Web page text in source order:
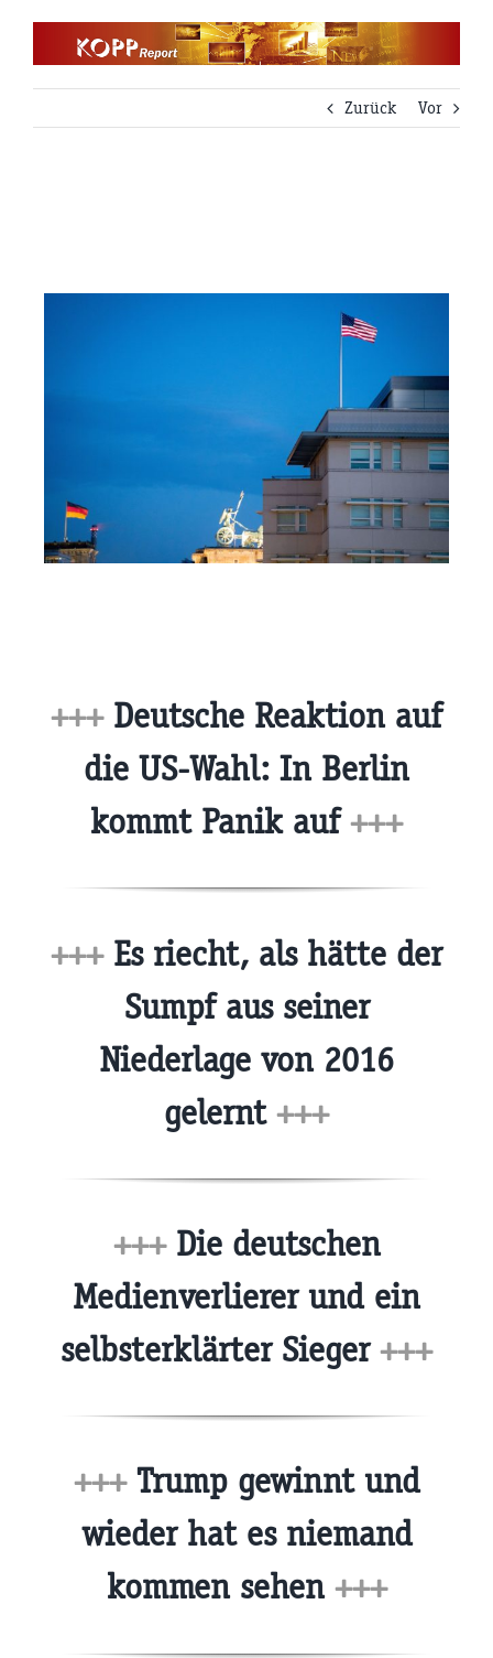
Zurück
Vor
+++Deutsche Reaktion auf
die US-Wahl: In Berlin
kommt Panik auf+++
+++Es riecht, als hätte der
Sumpf aus seiner
Niederlage von 2016
gelernt +++
+++Die deutschen
Medienverlierer und ein
selbsterklärter Sieger+++
+++Trump gewinnt und
wieder hat es niemand
kommen sehen +++